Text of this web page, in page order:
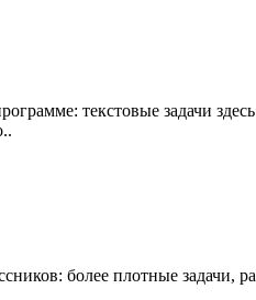
текстовые задачи
более плотные задачи,